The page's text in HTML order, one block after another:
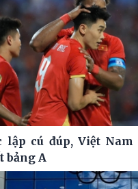
lập cú đúp, Việt
bảng A